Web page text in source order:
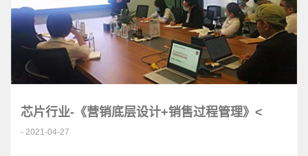
芯片行业-《营销底层设计+销售过程管理》<
- 2021-04-27